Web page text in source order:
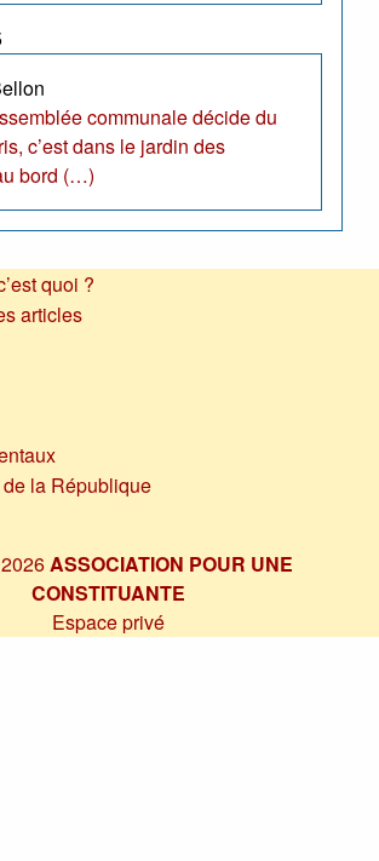
communale décide du
c’est dans le jardin des
bord (…)
quoi ?
articles
la République
ASSOCIATION POUR UNE
CONSTITUANTE
Espace privé